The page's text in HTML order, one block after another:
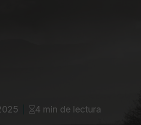
4 min de lectura